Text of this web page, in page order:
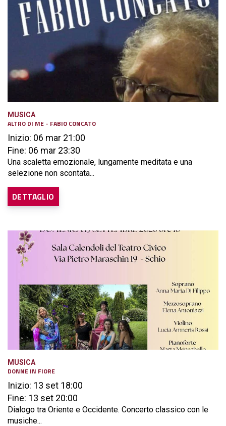
MUSICA
ALTRO DI ME - FABIO CONCATO
Inizio: 06 mar 21:00
Fine: 06 mar 23:30
Una scaletta emozionale, lungamente meditata e una
selezione non scontata...
DETTAGLIO
MUSICA
DONNE IN FIORE
Inizio: 13 set 18:00
Fine: 13 set 20:00
Dialogo tra Oriente e Occidente. Concerto classico con le
musiche...